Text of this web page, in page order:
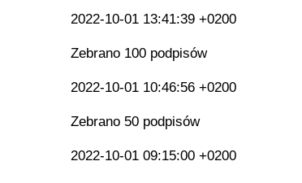
2022-10-01 13:41:39 +0200
Zebrano 100 podpisów
2022-10-01 10:46:56 +0200
Zebrano 50 podpisów
2022-10-01 09:15:00 +0200